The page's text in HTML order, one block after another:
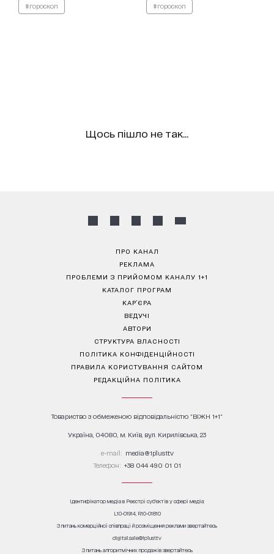
#гороскоп #гороскоп
Щось пішло не так...
ПРО КАНАЛ
РЕКЛАМА
ПРОБЛЕМИ З ПРИЙОМОМ КАНАЛУ 1+1
КАТАЛОГ ПРОГРАМ
КАР’ЄРА
ВЕДУЧІ
АВТОРИ
СТРУКТУРА ВЛАСНОСТІ
ПОЛІТИКА КОНФІДЕНЦІЙНОСТІ
ПРАВИЛА КОРИСТУВАННЯ САЙТОМ
РЕДАКЦІЙНА ПОЛІТИКА
Товариство з обмеженою відповідальністю "ВІЖН 1+1"
Україна, 04080, м. Київ, вул. Кирилівська, 23
е-mail: media@1plus1.tv
Телефон: +38 044 490 01 01
Ідентифікатор медіа в Реєстрі суб’єктів у сфері медіа:
L10-01914, R10-01810
З питань комерційної співпраці й розміщення реклами звертайтесь
digital.sale@1plus1.tv
З питань алгоритмічних продажів звертайтесь